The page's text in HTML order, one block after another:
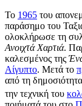
To 1965 του
παράσημο του
ολοκλήρωσε τη
Ανοιχτά Χαρτιά.
καλεσμένος της
Αίγυπτο. Μετά το
από τη
την τεχνική του